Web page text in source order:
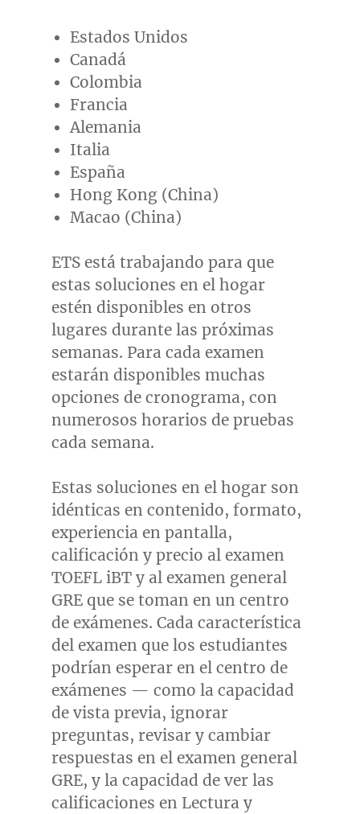
Estados Unidos
Canadá
Colombia
Francia
Alemania
Italia
España
Hong Kong (China)
Macao (China)
ETS está trabajando para que
estas soluciones en el hogar
estén disponibles en otros
lugares durante las próximas
semanas. Para cada examen
estarán disponibles muchas
opciones de cronograma, con
numerosos horarios de pruebas
cada semana.
Estas soluciones en el hogar son
idénticas en contenido, formato,
experiencia en pantalla,
calificación y precio al examen
TOEFL iBT y al examen general
GRE que se toman en un centro
de exámenes. Cada característica
del examen que los estudiantes
podrían esperar en el centro de
exámenes — como la capacidad
de vista previa, ignorar
preguntas, revisar y cambiar
respuestas en el examen general
GRE, y la capacidad de ver las
calificaciones en Lectura y